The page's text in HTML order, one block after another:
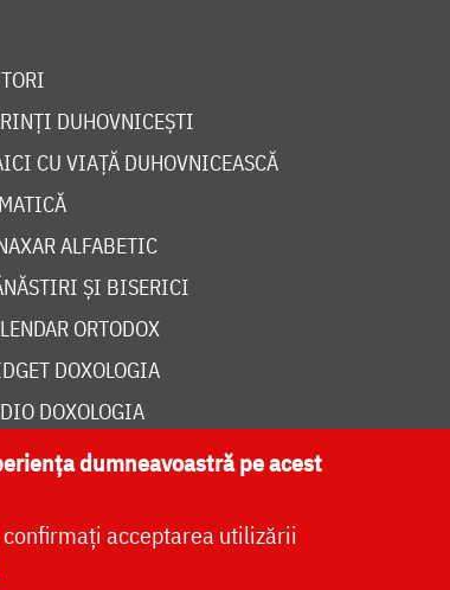
DUHOVNICEȘTI
CU VIAȚĂ DUHOVNICEASCĂ
ALFABETIC
ȘI BISERICI
ORTODOX
DOXOLOGIA
DOXOLOGIA
DOXOLOGIA MEDIA
dumneavoastră pe acest
acceptarea utilizării